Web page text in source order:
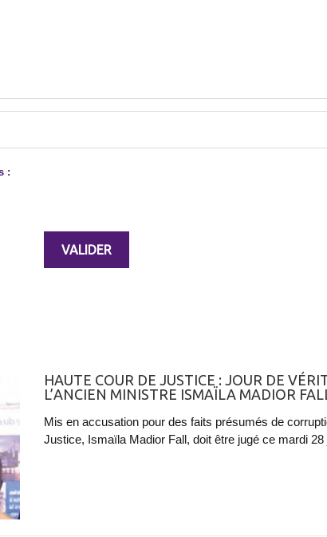
:
HAUTE COUR DE JUSTICE : JOUR DE
L’ANCIEN MINISTRE ISMAÏLA MADIOR
Mis en accusation pour des faits présumés de
Justice, Ismaïla Madior Fall, doit être jugé ce mardi 28